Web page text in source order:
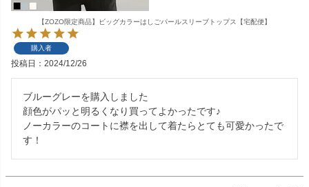
【ZOZO限定商品】ビッグカラーはしごパールスリーブトップス【宅配便】
購入者
投稿日 2024/12/26
ブルーグレーを購入しました
顔色がパッと明るくなり買ってよかったです♪
ノーカラーのコートに襟を出して着たらとても可愛かったで
す！